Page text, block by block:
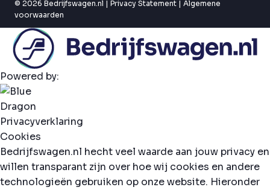
© 2026 Bedrijfswagen.nl | Privacy Statement | Algemene
voorwaarden
Powered by:
Privacyverklaring
Cookies
Bedrijfswagen.nl hecht veel waarde aan jouw privacy en
willen transparant zijn over hoe wij cookies en andere
technologieën gebruiken op onze website. Hieronder